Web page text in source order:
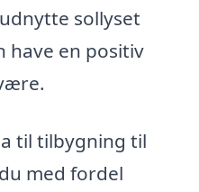
sollyset
have en positiv
til tilbygning til
med fordel